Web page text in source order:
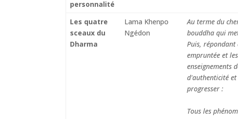
personnalité
Les quatre
sceaux du
Dharma
Lama Khenpo
Ngédon
Au terme du
bouddha qui
Puis,
empruntée et
enseignements
d'authenticité
progresser :
Tous les